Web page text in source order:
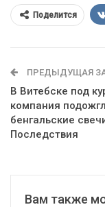
Поделится
ПРЕДЫДУЩАЯ
В Витебске под
компания
бенгальские
Последствия
Вам также